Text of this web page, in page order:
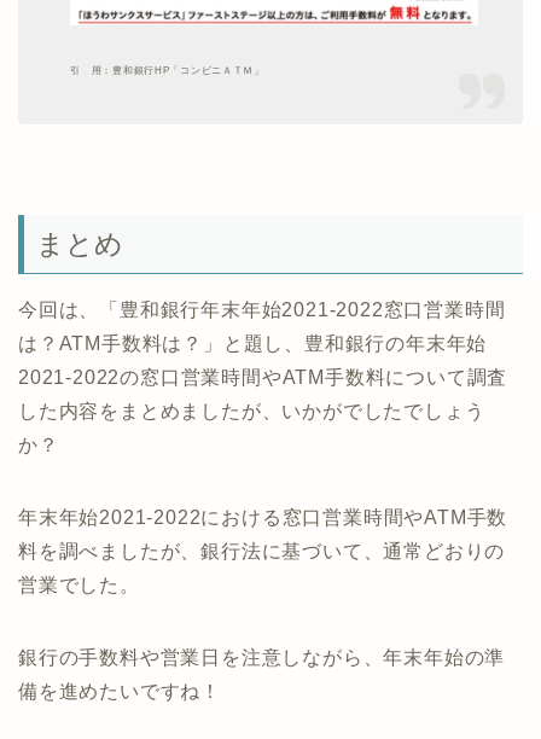
引 用：豊和銀行HP「コンビニＡＴＭ」
まとめ
今回は、「豊和銀行年末年始2021-2022窓口営業時間
は？ATM手数料は？」と題し、豊和銀行の年末年始
2021-2022の窓口営業時間やATM手数料について調査
した内容をまとめましたが、いかがでしたでしょう
か？
年末年始2021-2022における窓口営業時間やATM手数
料を調べましたが、銀行法に基づいて、通常どおりの
営業でした。
銀行の手数料や営業日を注意しながら、年末年始の準
備を進めたいですね！